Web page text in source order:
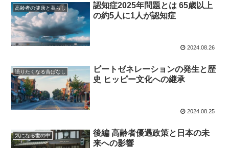
高齢者の健康と暮らし
認知症2025年問題とは 65歳以上
の約5人に1人が認知症
2024.08.26
語りたくなる昔ばなし
ビートゼネレーションの発生と歴
史 ヒッピー文化への継承
2024.08.25
気になる世の中
後編 高齢者優遇政策と日本の未
来への影響